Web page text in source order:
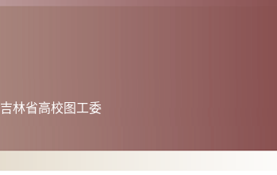
吉林省高校图工委